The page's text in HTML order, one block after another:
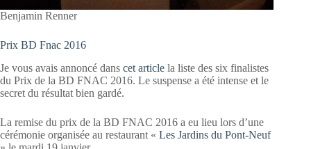
Benjamin Renner
Prix BD Fnac 2016
Je vous avais annoncé dans cet article la liste des six finalistes
du Prix de la BD FNAC 2016. Le suspense a été intense et le
secret du résultat bien gardé.
La remise du prix de la BD FNAC 2016 a eu lieu lors d’une
cérémonie organisée au restaurant « Les Jardins du Pont-Neuf